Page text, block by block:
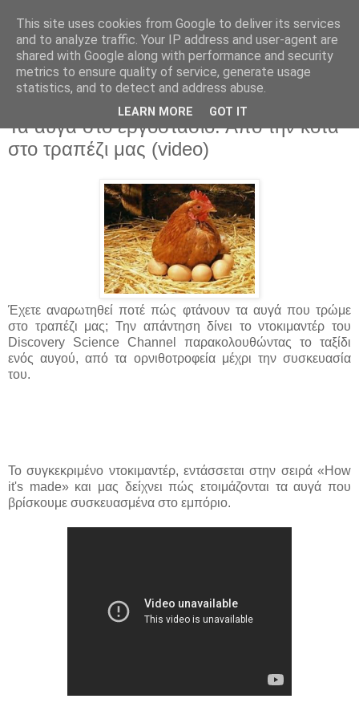
Τα αυγά στο εργοστάσιο: Από την κότα
στο τραπέζι μας (video)
Έχετε αναρωτηθεί ποτέ πώς φτάνουν τα αυγά που τρώμε
στο τραπέζι μας; Την απάντηση δίνει το ντοκιμαντέρ του
Discovery Science Channel παρακολουθώντας το ταξίδι
ενός αυγού, από τα ορνιθοτροφεία μέχρι την συσκευασία
του.
Το συγκεκριμένο ντοκιμαντέρ, εντάσσεται στην σειρά «How
it's made» και μας δείχνει πώς ετοιμάζονται τα αυγά που
βρίσκουμε συσκευασμένα στο εμπόριο.
This site uses cookies from Google to deliver its services
and to analyze traffic. Your IP address and user-agent are
shared with Google along with performance and security
metrics to ensure quality of service, generate usage
statistics, and to detect and address abuse.
LEARN MORE GOT IT